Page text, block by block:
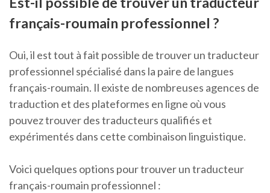
français-roumain professionnel ?
Oui, il est tout à fait possible de trouver un traducteur
professionnel spécialisé dans la paire de langues
français-roumain. Il existe de nombreuses agences de
traduction et des plateformes en ligne où vous
pouvez trouver des traducteurs qualifiés et
expérimentés dans cette combinaison linguistique.
Voici quelques options pour trouver un traducteur
français-roumain professionnel :